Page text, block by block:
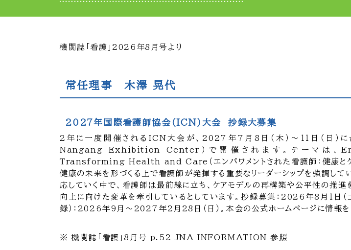
機関誌「看護」2026年8月号より
常任理事 木澤 晃代
2027年国際看護師協会（ICN）大会 抄録大募集
2年に一度開催されるICN大会が、2027年7月8日（木）～11日（日
Nangang Exhibition Center）で開催されます。テーマは、
Transforming Health and Care（エンパワメントされた看護師：健康とケ
健康の未来を形づくる上で看護師が発揮する重要なリーダーシップを強調して
応していく中で、看護師は最前線に立ち、ケアモデルの再構築や公平性の推
向上に向けた変革を牽引しているとしています。抄録募集：2026年8月1日（
録）：2026年9月～2027年2月28日（日）。本会の公式ホームページに情報を
※ 機関誌「看護」8月号 p.52 JNA INFORMATION 参照